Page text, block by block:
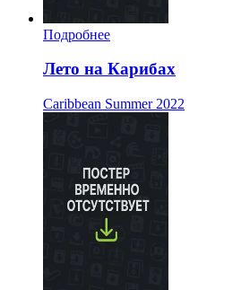
Подробнее
Лето на Карибах
Caribbean Summer 2022